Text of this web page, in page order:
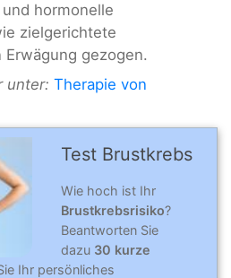
hormonelle
zielgerichtete
gezogen.
unter: Therapie von
Test Brustkrebs
Wie hoch ist Ihr
Brustkrebsrisiko?
Beantworten Sie
dazu 30 kurze
Ihr persönliches